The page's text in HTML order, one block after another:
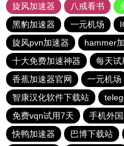
旋风加速器
八戒看书
黑豹加速器
一元机场
旋风pvn加速器
hammer
十大免费加速神器
每天试
香蕉加速器官网
一元机场
智康汉化软件下载站
免费vqn试用7天
手机外
快鸭加速器
巴博下载站